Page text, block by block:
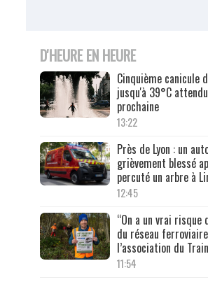
D'HEURE EN HEURE
Cinquième canicule
jusqu'à 39°C
prochaine
13:22
Près de Lyon : un
grièvement blessé
percuté un arbre à
12:45
“On a un vrai risque
du réseau
l’association du
11:54